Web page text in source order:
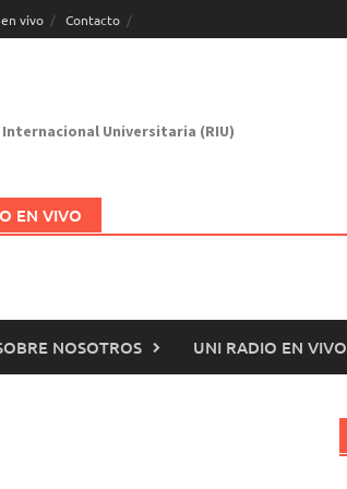
vivo Contacto
Internacional Universitaria (RIU)
EN VIVO
NOSOTROS UNI RADIO EN VIVO